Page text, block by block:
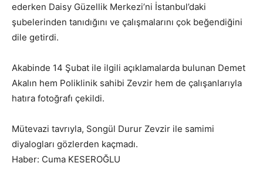
ederken Daisy Güzellik Merkezi’ni İstanbul’daki
şubelerinden tanıdığını ve çalışmalarını çok beğendiğini
dile getirdi.
Akabinde 14 Şubat ile ilgili açıklamalarda bulunan Demet
Akalın hem Poliklinik sahibi Zevzir hem de çalışanlarıyla
hatıra fotoğrafı çekildi.
Mütevazi tavrıyla, Songül Durur Zevzir ile samimi
diyalogları gözlerden kaçmadı.
Haber: Cuma KESEROĞLU